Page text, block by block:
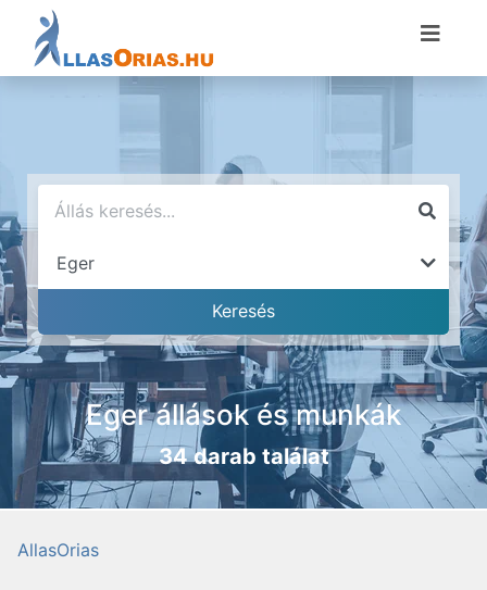
Eger állások és munkák
34 darab találat
AllasOrias